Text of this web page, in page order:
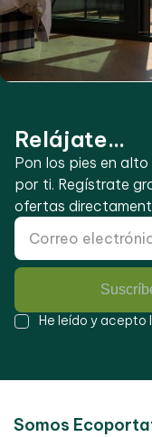
Relájate...
Pon los pies en
por ti. Regístrate
ofertas
He leído y acepto
Somos